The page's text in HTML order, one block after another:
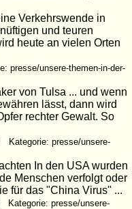
Verkehrswende in
und teuren
heute an vielen Orten
presse/unsere-themen-in-der-
von Tulsa ... und wenn
lässt, dann wird
rechter Gewalt. So
Kategorie: presse/unsere-
In den USA wurden
Menschen verfolgt oder
für das "China Virus" ...
Kategorie: presse/unsere-